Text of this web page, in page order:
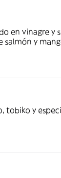
en vinagre y
salmón y
tobiko y